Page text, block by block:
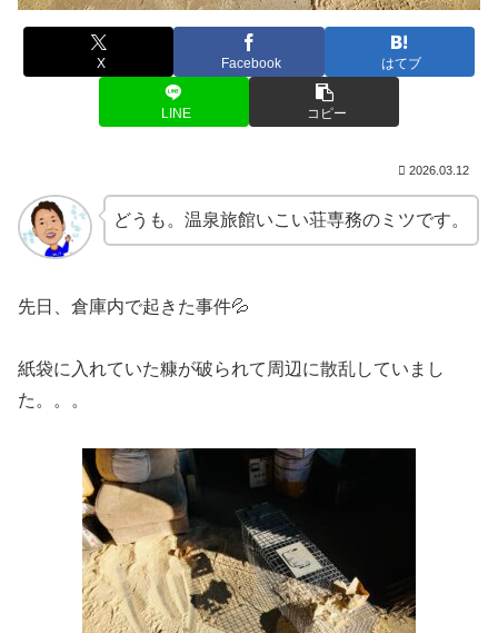
X Facebook はてブ
LINE コピー
2026.03.12
どうも。温泉旅館いこい荘専務のミツです。
先日、倉庫内で起きた事件💦
紙袋に入れていた糠が破られて周辺に散乱していまし
た。。。